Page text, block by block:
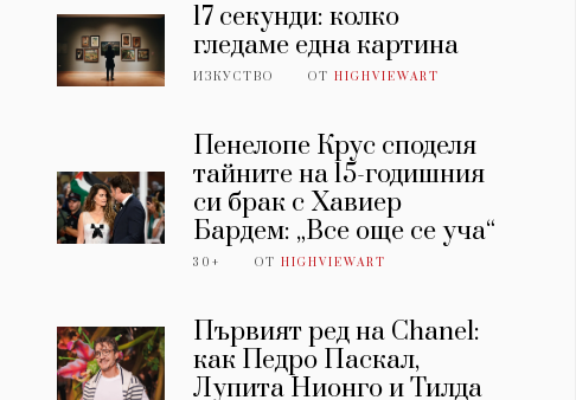
17 секунди: колко
гледаме една картина
ИЗКУСТВО ОТHIGHVIEWART
Пенелопе Крус споделя
тайните на 15-годишния
си брак с Хавиер
Бардем: „Все още се уча“
30+ ОТHIGHVIEWART
Първият ред на Chanel:
как Педро Паскал,
Лупита Нионго и Тилда